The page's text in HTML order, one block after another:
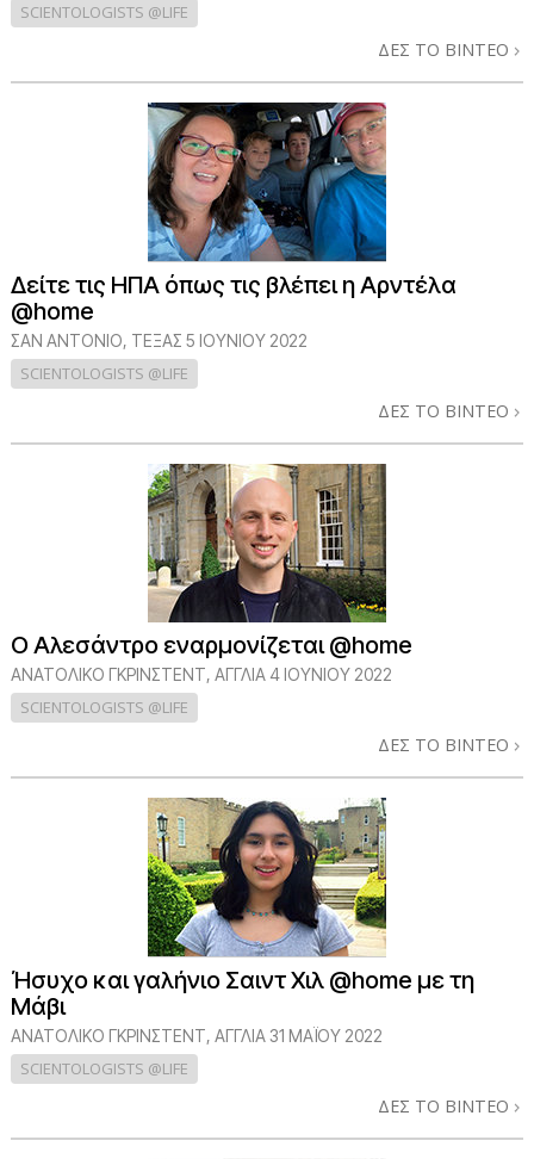
SCIENTOLOGISTS @LIFE
ΔΕΣ ΤΟ ΒΙΝΤΕΟ
Δείτε τις ΗΠΑ όπως τις βλέπει η Αρντέλα
@home
ΣΑΝ ΑΝΤΌΝΙΟ, ΤΈΞΑΣ 5 ΙΟΥΝΙΟΥ 2022
SCIENTOLOGISTS @LIFE
ΔΕΣ ΤΟ ΒΙΝΤΕΟ
Ο Αλεσάντρο εναρμονίζεται @home
ΑΝΑΤΟΛΙΚΌ ΓΚΡΊΝΣΤΕΝΤ, ΑΓΓΛΊΑ 4 ΙΟΥΝΙΟΥ 2022
SCIENTOLOGISTS @LIFE
ΔΕΣ ΤΟ ΒΙΝΤΕΟ
Ήσυχο και γαλήνιο Σαιντ Χιλ @home με τη
Μάβι
ΑΝΑΤΟΛΙΚΌ ΓΚΡΊΝΣΤΕΝΤ, ΑΓΓΛΊΑ31 ΜΑΪΟΥ 2022
SCIENTOLOGISTS @LIFE
ΔΕΣ ΤΟ ΒΙΝΤΕΟ